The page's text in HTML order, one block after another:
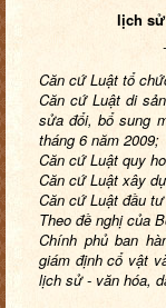
lịch sử
Căn cứ Luật tổ
Căn cứ Luật di
sửa đổi, bổ sung
tháng 6 năm 2009;
Căn cứ Luật quy
Căn cứ Luật xây
Căn cứ Luật đầu
Theo đề nghị của
Chính phủ ban
giám định cổ vật
lịch sử - văn hóa,